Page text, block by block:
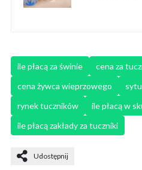
ile płacą za świnie
cena za
cena żywca wieprzowego
rynek tuczników
ile płacą w
ile płacą zakłady za tuczniki
Udostępnij